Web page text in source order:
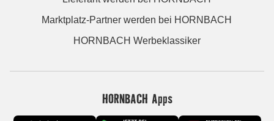
Marktplatz-Partner werden bei HORNBACH
HORNBACH Werbeklassiker
HORNBACH Apps